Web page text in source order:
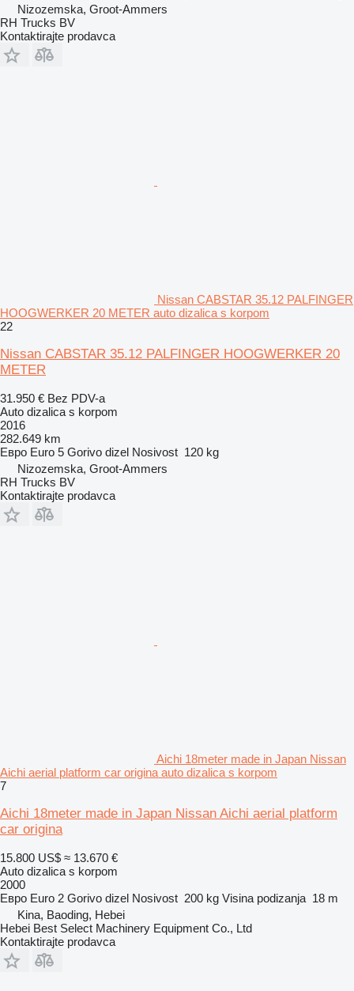
Nizozemska, Groot-Ammers
RH Trucks BV
Kontaktirajte prodavca
Nissan CABSTAR 35.12 PALFINGER
HOOGWERKER 20 METER auto dizalica s korpom
22
Nissan CABSTAR 35.12 PALFINGER HOOGWERKER 20
METER
31.950 € Bez PDV-a
Auto dizalica s korpom
2016
282.649 km
Евро Euro 5 Gorivo dizel Nosivost 120 kg
Nizozemska, Groot-Ammers
RH Trucks BV
Kontaktirajte prodavca
Aichi 18meter made in Japan Nissan
Aichi aerial platform car origina auto dizalica s korpom
7
Aichi 18meter made in Japan Nissan Aichi aerial platform
car origina
15.800 US$ ≈ 13.670 €
Auto dizalica s korpom
2000
Евро Euro 2 Gorivo dizel Nosivost 200 kg Visina podizanja 18 m
Kina, Baoding, Hebei
Hebei Best Select Machinery Equipment Co., Ltd
Kontaktirajte prodavca